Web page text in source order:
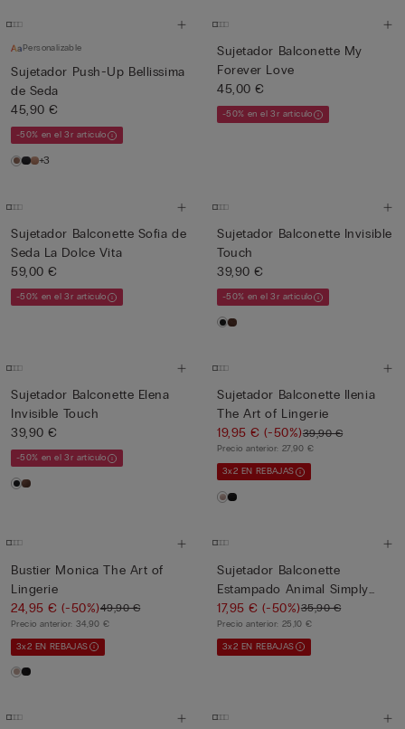
Personalizable
Sujetador Push-Up Bellissima
de Seda
45,90 €
-50% en el 3r artículo
+3
Sujetador Balconette My
Forever Love
45,00 €
-50% en el 3r artículo
Sujetador Balconette Sofia de
Seda La Dolce Vita
59,00 €
-50% en el 3r artículo
Sujetador Balconette Invisible
Touch
39,90 €
-50% en el 3r artículo
Sujetador Balconette Elena
Invisible Touch
39,90 €
-50% en el 3r artículo
Sujetador Balconette Ilenia
The Art of Lingerie
19,95 €(-50%)39,90 €
Precio anterior: 27,90 €
3x2 EN REBAJAS
Bustier Monica The Art of
Lingerie
24,95 €(-50%)49,90 €
Precio anterior: 34,90 €
3x2 EN REBAJAS
Sujetador Balconette
Estampado Animal Simply
Iconi...
17,95 €(-50%)35,90 €
Precio anterior: 25,10 €
3x2 EN REBAJAS